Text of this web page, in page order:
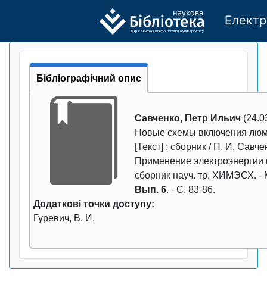
Державного бі отехно логічно го універси тету
Бібліографічний опис
Савченко, Петр Ильич
Новые схемы включения
[Текст] : сборник / П. И.
Применение электроэнергии
сборник науч. тр. ХИМЭСХ. -
Вып. 6. - С. 83-86.
Додаткові точки доступу:
Гуревич, В. И.